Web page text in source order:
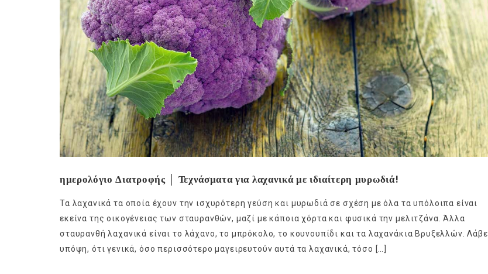
ημερολόγιο Διατροφής │ Τεχνάσματα για λαχανικά με ιδιαίτερη μυρωδιά!
Τα λαχανικά τα οποία έχουν την ισχυρότερη γεύση και μυρωδιά σε σχέση με όλα τα υπόλοιπα είναι
εκείνα της οικογένειας των σταυρανθών, μαζί με κάποια χόρτα και φυσικά την μελιτζάνα. Άλλα
σταυρανθή λαχανικά είναι το λάχανο, το μπρόκολο, το κουνουπίδι και τα λαχανάκια Βρυξελλών. Λάβε
υπόψη, ότι γενικά, όσο περισσότερο μαγειρευτούν αυτά τα λαχανικά, τόσο […]